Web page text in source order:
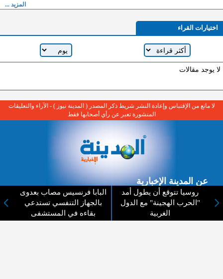
المزيد ...
اختيارات القراء
لا يوجد مقالات
روسيا تتوقع أن يطول أمد
"الحرب الهجينة" مع الدول
الغربية
البابا فرنسيس مصاب بعدوى
بالجهاز التنفسي تستدعي
بقاءه في المستشفى
لا مانع من الإقتباس وإعادة النشر شريط ذكر المصدر ( المدينة نيوز ) - الآراء والتعليقات
المنشورة تعبر عن رأي أصحابها فقط
عن المدينة الإخبارية
المدينة الإخبارية صحيفة الكترونية شاملة تابعة لشركة قنوات البث
الاردنية تنقل الاخبار المحلية الأردنية وأخبار فلسطين وأبرز الأخبار
العربية والدولية لحظة حدوثها بمهنية رفيعة ليكون العالم بما يجري